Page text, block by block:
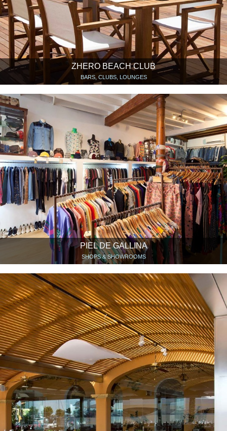
ZHERO BEACH CLUB
BARS, CLUBS, LOUNGES
PIEL DE GALLINA
SHOPS & SHOWROOMS